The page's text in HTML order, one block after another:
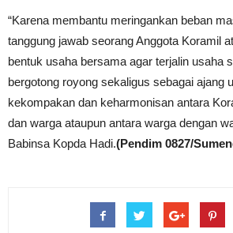
“Karena membantu meringankan beban
tanggung jawab seorang Anggota Koramil
bentuk usaha bersama agar terjalin usaha
bergotong royong sekaligus sebagai ajang
kekompakan dan keharmonisan antara
dan warga ataupun antara warga dengan
Babinsa Kopda Hadi.(Pendim 0827/